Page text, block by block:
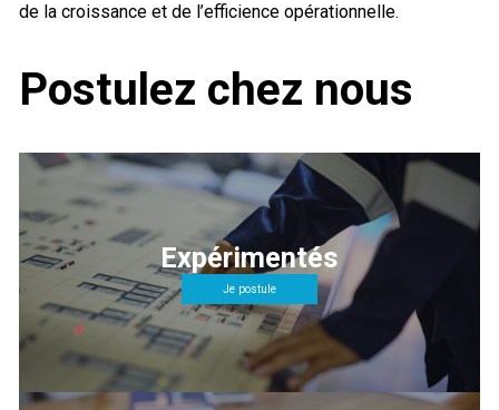
de la croissance et de l’efficience opérationnelle.
Postulez chez nous
Expérimentés
Je postule